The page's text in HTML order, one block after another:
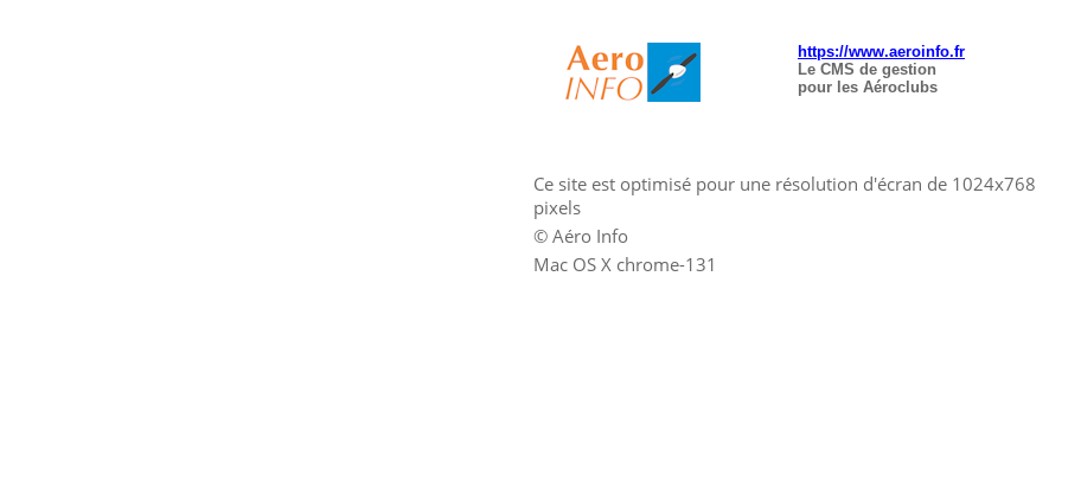
https://www.aeroinfo.fr
Le CMS de gestion
pour les Aéroclubs
Ce site est optimisé pour une résolution d'écran de 1024x768
pixels
© Aéro Info
Mac OS X chrome-131